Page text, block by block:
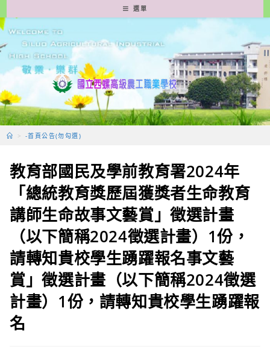
轉
至
要
容
選單
> -首頁公告(勿勾選)
教育部國民及學前教育署2024年
「總統教育獎歷屆獲獎者生命教育
講師生命故事文藝賞」徵選計畫
（以下簡稱2024徵選計畫）1份，
請轉知貴校學生踴躍報名事文藝
賞」徵選計畫（以下簡稱2024徵選
計畫）1份，請轉知貴校學生踴躍報
名